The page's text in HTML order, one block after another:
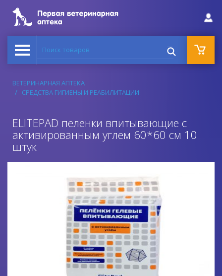
Поиск товаров
ВЕТЕРИНАРНАЯ АПТЕКА
СРЕДСТВА ГИГИЕНЫ И РЕАБИЛИТАЦИИ
ELITEPAD пеленки впитывающие с
активированным углем 60*60 см 10
штук